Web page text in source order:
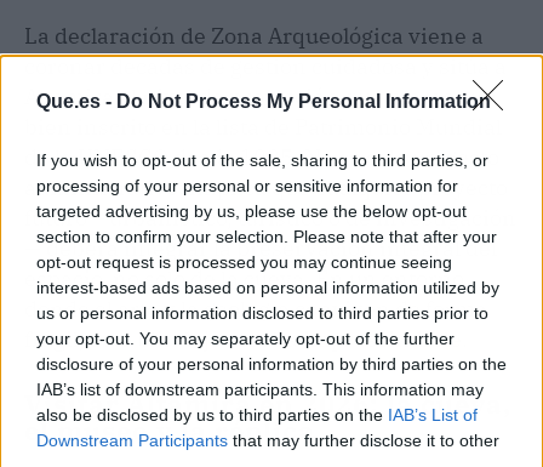
Que.es - Do Not Process My Personal Information
If you wish to opt-out of the sale, sharing to third parties, or
processing of your personal or sensitive information for
targeted advertising by us, please use the below opt-out
section to confirm your selection. Please note that after your
opt-out request is processed you may continue seeing
interest-based ads based on personal information utilized by
us or personal information disclosed to third parties prior to
your opt-out. You may separately opt-out of the further
disclosure of your personal information by third parties on the
IAB’s list of downstream participants. This information may
also be disclosed by us to third parties on the IAB’s List of
Downstream Participants that may further disclose it to other
La declaración de Zona Arqueológica viene a
coronar décadas de gestión cuidadosa y sitúa a
Altamira al nivel de protección que merece un
de la UNESCO desde 1985. No es solo un gesto
administrativo: implica que cualquier proyecto
futuro —urbanístico, turístico o de investigación
— deberá integrar la preservación integral del
espacio, no solo de la cueva. En un entorno
donde el arte y la geología conviven de forma
frágil, este blindaje resulta imprescindible.
Visitar Altamira en 2026: la cueva,
el museo y la réplica